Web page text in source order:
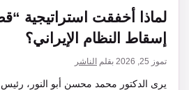
لماذا أخفقت استراتيجية
إسقاط النظام الإيراني؟
تموز 25, 2026 بقلم الناشر
يرى الدكتور محمد محسن أبو النور، رئيس